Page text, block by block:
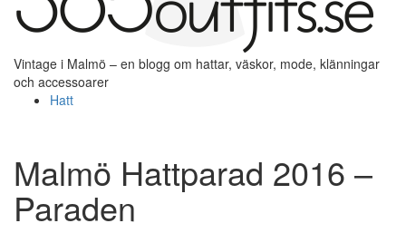
Vintage i Malmö – en blogg om hattar, väskor, mode, klänningar
och accessoarer
Hatt
Malmö Hattparad 2016 –
Paraden